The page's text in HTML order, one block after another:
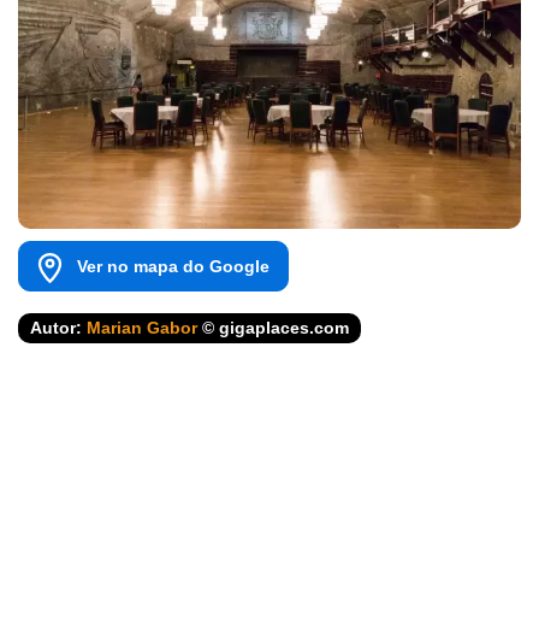
Ver no mapa do Google
Autor: Marian Gabor© gigaplaces.com